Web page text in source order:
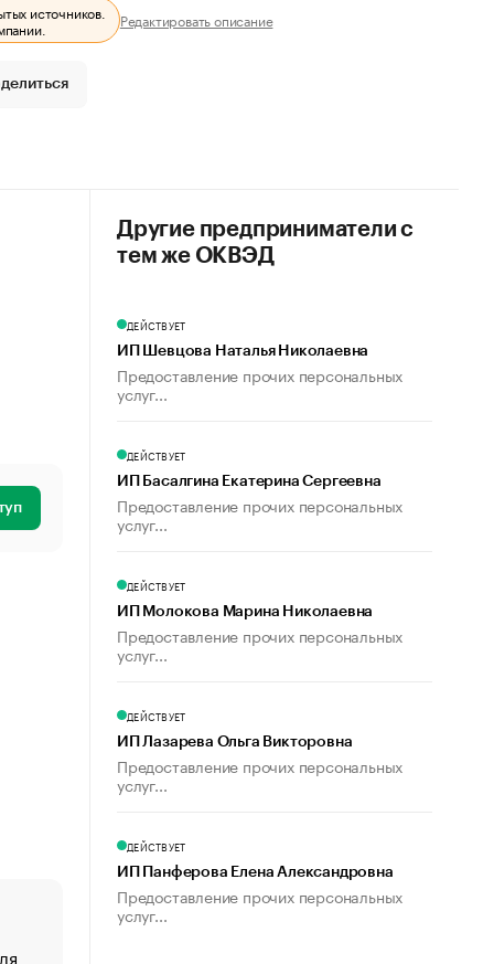
источников.
Редактировать описание
Другие предприниматели с
тем же ОКВЭД
ДЕЙСТВУЕТ
ИП Шевцова Наталья Николаевна
Предоставление прочих персональных
услуг...
ДЕЙСТВУЕТ
ИП Басалгина Екатерина Сергеевна
Предоставление прочих персональных
услуг...
ДЕЙСТВУЕТ
ИП Молокова Марина Николаевна
Предоставление прочих персональных
услуг...
ДЕЙСТВУЕТ
ИП Лазарева Ольга Викторовна
Предоставление прочих персональных
услуг...
ДЕЙСТВУЕТ
ИП Панферова Елена Александровна
Предоставление прочих персональных
услуг...